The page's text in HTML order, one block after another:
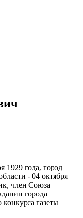
1929 года, город
- 04 октября
член Союза
города
конкурса газеты